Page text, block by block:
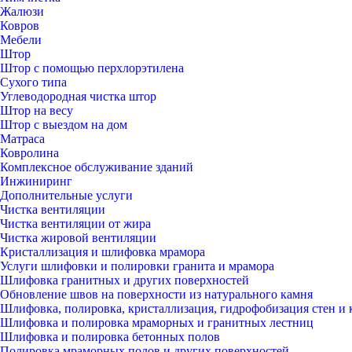
Жалюзи
Ковров
Мебели
Штор
Штор с помощью перхлорэтилена
Сухого типа
Углеводородная чистка штор
Штор на весу
Штор с выездом на дом
Матраса
Ковролина
Комплексное обслуживание зданий
Инжиниринг
Дополнительные услуги
Чистка вентиляции
Чистка вентиляции от жира
Чистка жировой вентиляции
Кристаллизация и шлифовка мрамора
Услуги шлифовки и полировки гранита и мрамора
Шлифовка гранитных и других поверхностей
Обновление швов на поверхности из натурального камня
Шлифовка, полировка, кристаллизация, гидрофобизация стен и
Шлифовка и полировка мраморных и гранитных лестниц
Шлифовка и полировка бетонных полов